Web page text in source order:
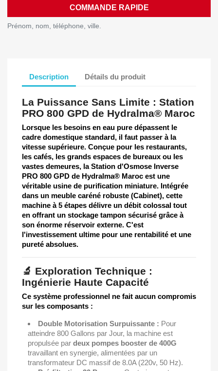
COMMANDE RAPIDE
Prénom, nom, téléphone, ville.
Description Détails du produit
La Puissance Sans Limite : Station
PRO 800 GPD de Hydralma® Maroc
Lorsque les besoins en eau pure dépassent le
cadre domestique standard, il faut passer à la
vitesse supérieure. Conçue pour les restaurants,
les cafés, les grands espaces de bureaux ou les
vastes demeures, laStation d'Osmose Inverse
PRO 800 GPD de Hydralma® Maroc est une
véritable usine de purification miniature. Intégrée
dans un meuble caréné robuste (Cabinet), cette
machine à 5 étapes délivre un débit colossal tout
en offrant un stockage tampon sécurisé grâce à
son énorme réservoir externe. C'est
l'investissement ultime pour une rentabilité et une
pureté absolues.
🔬 Exploration Technique :
Ingénierie Haute Capacité
Ce système professionnel ne fait aucun compromis
sur les composants :
Double Motorisation Surpuissante : Pour
atteindre 800 Gallons par Jour, la machine est
propulsée par deux pompes booster de 400G
travaillant en synergie, alimentées par un
transformateur DC massif de 8.0A (220v, 50 Hz).